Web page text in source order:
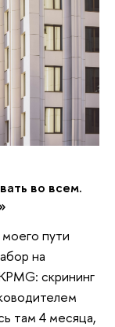
во всем.
пути
на
скрининг
там 4 месяца,